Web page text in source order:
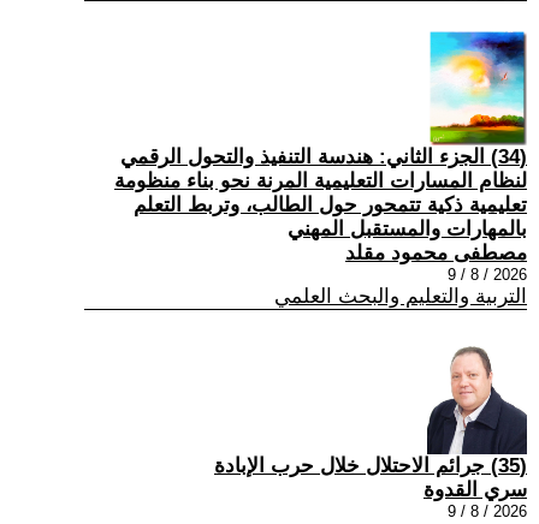
(34) الجزء الثاني: هندسة التنفيذ والتحول الرقمي
لنظام المسارات التعليمية المرنة نحو بناء منظومة
تعليمية ذكية تتمحور حول الطالب، وتربط التعلم
بالمهارات والمستقبل المهني
مصطفى محمود مقلد
2026 / 8 / 9
التربية والتعليم والبحث العلمي
(35) جرائم الاحتلال خلال حرب الإبادة
سري القدوة
2026 / 8 / 9